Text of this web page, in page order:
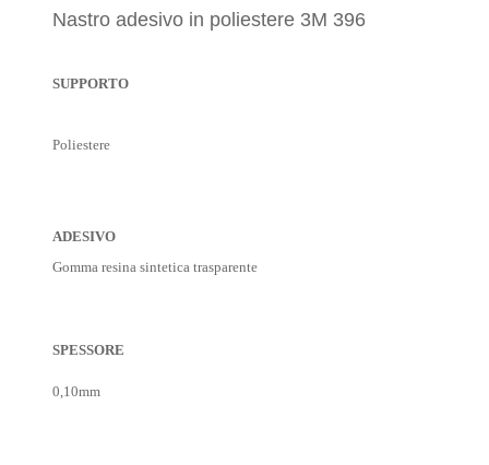
Nastro adesivo in poliestere 3M 396
SUPPORTO
Poliestere
ADESIVO
Gomma resina sintetica trasparente
SPESSORE
0,10mm